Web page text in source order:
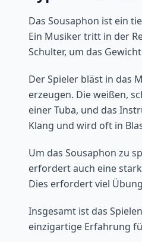
Das Sousaphon ist ein
Ein Musiker tritt in der
Schulter, um das
Der Spieler bläst in das
erzeugen. Die weißen,
einer Tuba, und das
Klang und wird oft in
Um das Sousaphon zu
erfordert auch eine
Dies erfordert viel
Insgesamt ist das
einzigartige Erfahrung